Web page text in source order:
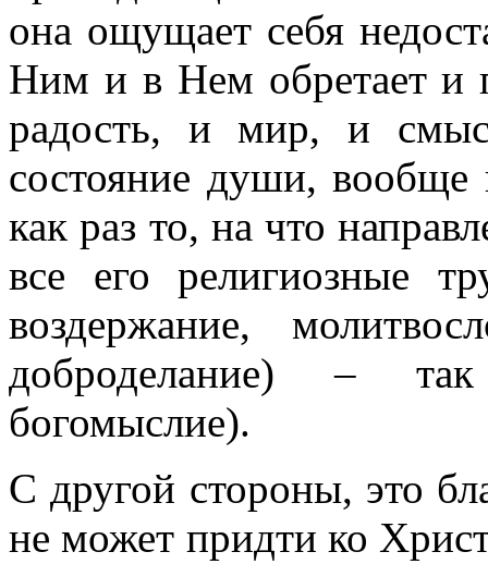
она ощущает себя
Ним и в Нем обретает и
радость, и мир, и
состояние души, вообще
как раз то, на что
все его религиозные
воздержание,
доброделание) –
богомыслие).
С другой стороны, это
не может придти ко